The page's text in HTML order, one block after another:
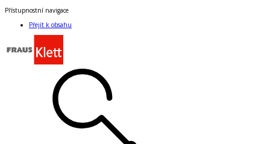
Přístupnostní navigace
Přejít k obsahu